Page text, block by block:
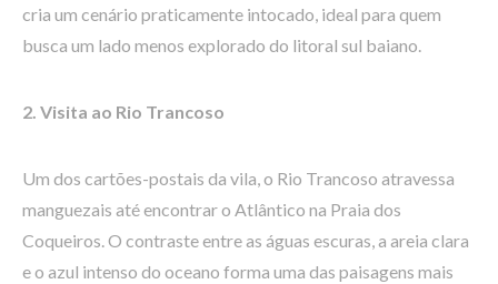
cria um cenário praticamente intocado, ideal para quem
busca um lado menos explorado do litoral sul baiano.
2. Visita ao Rio Trancoso
Um dos cartões-postais da vila, o Rio Trancoso atravessa
manguezais até encontrar o Atlântico na Praia dos
Coqueiros. O contraste entre as águas escuras, a areia clara
e o azul intenso do oceano forma uma das paisagens mais